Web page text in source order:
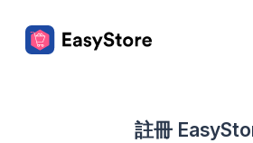
註冊